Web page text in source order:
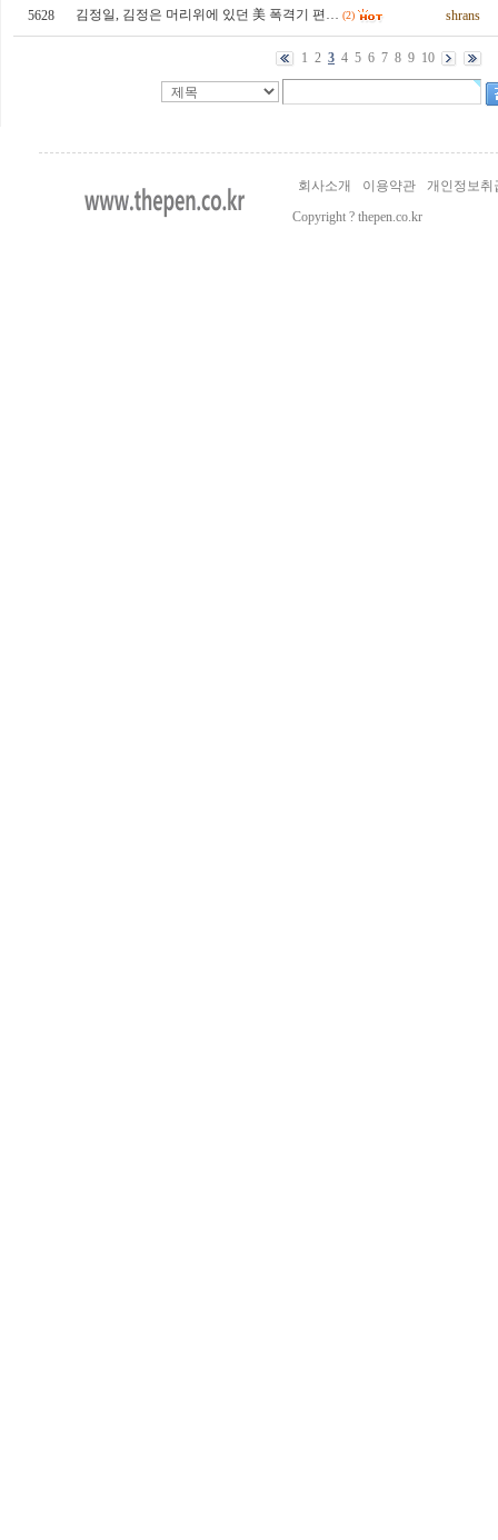
5628 김정일, 김정은 머리위에 있던 美 폭격기 편… (2) shrans
1 2 3 4 5 6 7 8 9 10
회사소개 이용약관
개인정보취
Copyright ? thepen.co.kr